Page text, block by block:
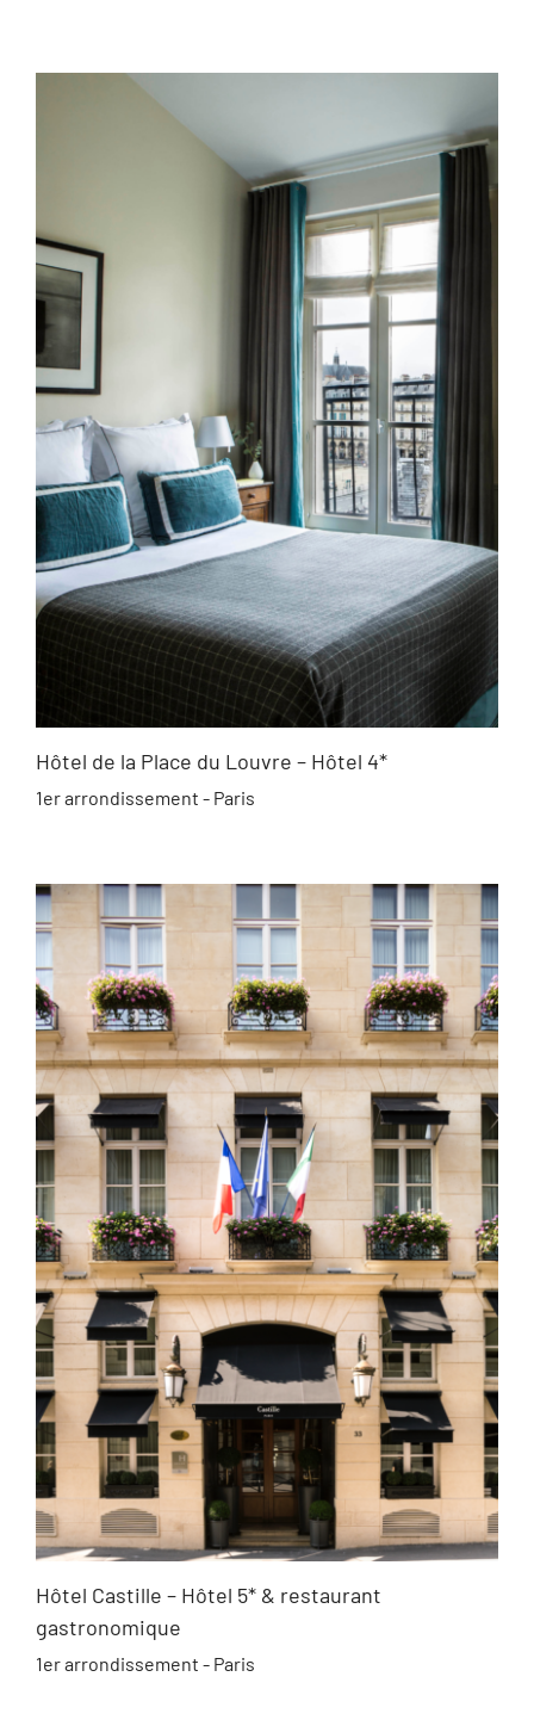
Hôtel de la Place du Louvre – Hôtel 4*
1er arrondissement - Paris
Hôtel Castille – Hôtel 5* & restaurant
gastronomique
1er arrondissement - Paris